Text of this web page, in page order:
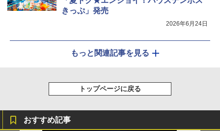
きっぷ」発売
2026年6月24日
もっと関連記事を見る
トップページに戻る
おすすめ記事